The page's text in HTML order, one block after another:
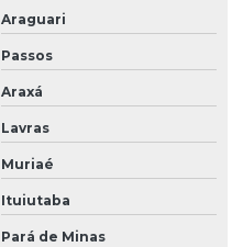
Araguari
Passos
Araxá
Lavras
Muriaé
Ituiutaba
Pará de Minas